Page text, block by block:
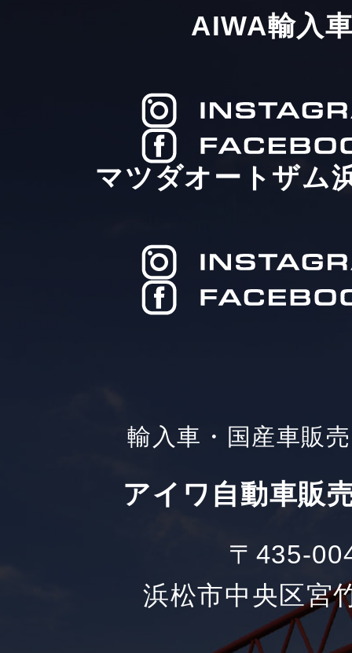
AIWA輸入
マツダオートザム
輸入車・国産車販
アイワ自動車販
〒435-
浜松市中央区宮